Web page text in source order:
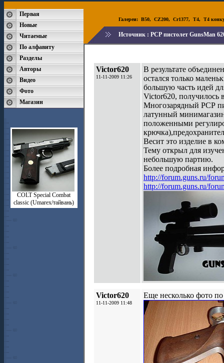
Первая
Новые
Читаемые
По алфавиту
Разделы
Авторы
Видео
Фото
Магазин
СOLT Special Combat
classic (Umarex/тайвань)
Галереи: B50, CZ200, Cr1377, T4, T4
Источник : РСР пистолет GunsMan
Victor620
11-11-2009 11:26
В результате
остался только
большую часть идей
Victor620, получилось
Многозарядный РСР
латунный
положенными
Весит это изделие в
Тему открыл для
небольшую партию.
Более подробная
http://forum.guns.ru/
http://forum.guns.ru/
Victor620
11-11-2009 11:48
Еще несколько фото